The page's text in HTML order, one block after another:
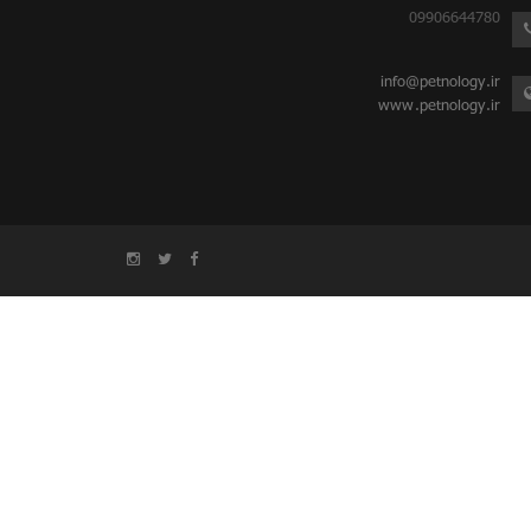
09906644780
info@petnology.ir
www.petnology.ir